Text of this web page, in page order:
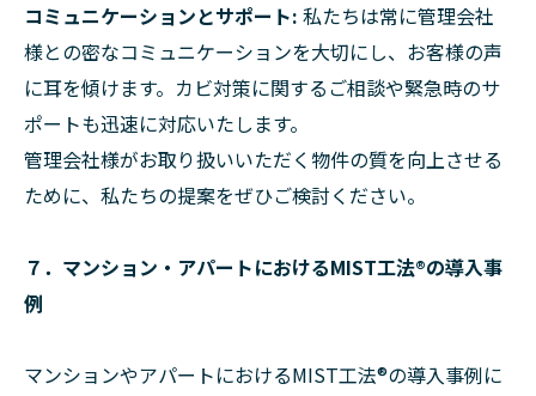
コミュニケーションとサポート: 私たちは常に管理会社
様との密なコミュニケーションを大切にし、お客様の声
に耳を傾けます。カビ対策に関するご相談や緊急時のサ
ポートも迅速に対応いたします。
管理会社様がお取り扱いいただく物件の質を向上させる
ために、私たちの提案をぜひご検討ください。
７．マンション・アパートにおけるMIST工法®︎の導入事
例
マンションやアパートにおけるMIST工法®︎の導入事例に